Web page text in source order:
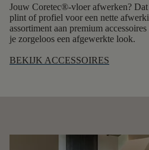
Jouw Coretec®-vloer afwerken?
plint of profiel voor een nette
assortiment aan premium
je zorgeloos een afgewerkte look.
BEKIJK ACCESSOIRES